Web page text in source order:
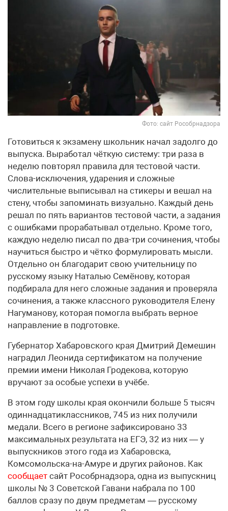
Фото: сайт Рособрнадзора
Готовиться к экзамену школьник начал задолго до
выпуска. Выработал чёткую систему: три раза в
неделю повторял правила для тестовой части.
Слова-исключения, ударения и сложные
числительные выписывал на стикеры и вешал на
стену, чтобы запоминать визуально. Каждый день
решал по пять вариантов тестовой части, а задания
с ошибками прорабатывал отдельно. Кроме того,
каждую неделю писал по два-три сочинения, чтобы
научиться быстро и чётко формулировать мысли.
Отдельно он благодарит свою учительницу по
русскому языку Наталью Семёнову, которая
подбирала для него сложные задания и проверяла
сочинения, а также классного руководителя Елену
Нагуманову, которая помогла выбрать верное
направление в подготовке.
Губернатор Хабаровского края Дмитрий Демешин
наградил Леонида сертификатом на получение
премии имени Николая Гродекова, которую
вручают за особые успехи в учёбе.
В этом году школы края окончили больше 5 тысяч
одиннадцатиклассников, 745 из них получили
медали. Всего в регионе зафиксировано 33
максимальных результата на ЕГЭ, 32 из них — у
выпускников этого года из Хабаровска,
Комсомольска-на-Амуре и других районов. Как
сообщает сайт Рособрнадзора, одна из выпускниц
школы № 3 Советской Гавани набрала по 100
баллов сразу по двум предметам — русскому